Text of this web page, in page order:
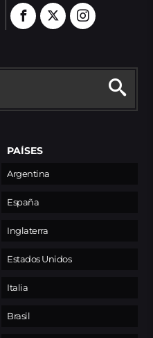
PAÍSES
Argentina
España
Inglaterra
Estados Unidos
Italia
Brasil